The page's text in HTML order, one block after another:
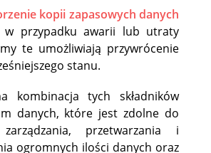
kopii zapasowych danych
w przypadku awarii lub utraty
te umożliwiają przywrócenie
stanu.
kombinacja tych składników
danych, które jest zdolne do
zarządzania, przetwarzania i
ogromnych ilości danych oraz